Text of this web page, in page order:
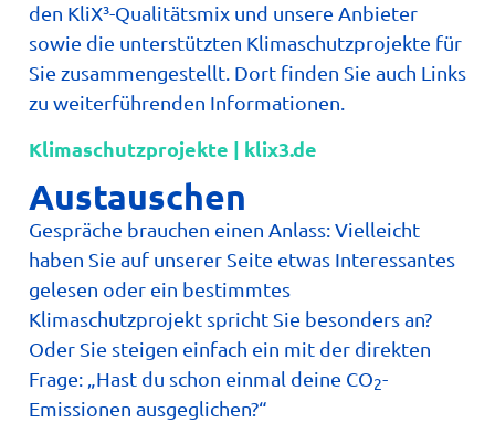
den KliX³-Qualitätsmix und unsere Anbieter
sowie die unterstützten Klimaschutzprojekte für
Sie zusammengestellt. Dort finden Sie auch Links
zu weiterführenden Informationen.
Klimaschutzprojekte | klix3.de
Austauschen
Gespräche brauchen einen Anlass: Vielleicht
haben Sie auf unserer Seite etwas Interessantes
gelesen oder ein bestimmtes
Klimaschutzprojekt spricht Sie besonders an?
Oder Sie steigen einfach ein mit der direkten
Frage: „Hast du schon einmal deine CO2-
Emissionen ausgeglichen?“